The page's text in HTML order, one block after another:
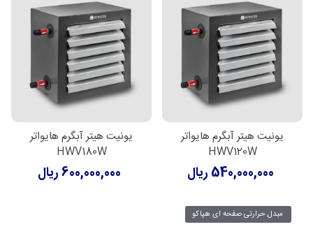
یونیت هیتر آبگرم هایواتر
HWV120W
540,000,000 ریال
یونیت هیتر آبگرم هایواتر
HWV180W
600,000,000 ریال
مبدل حرارتی صفحه ای هپاکو